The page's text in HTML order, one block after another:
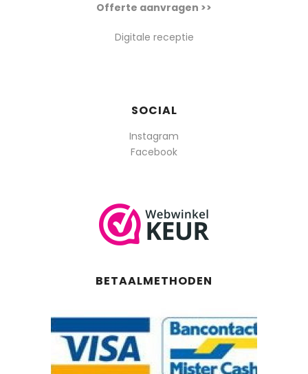
Offerte aanvragen >>
Digitale receptie
SOCIAL
Instagram
Facebook
BETAALMETHODEN